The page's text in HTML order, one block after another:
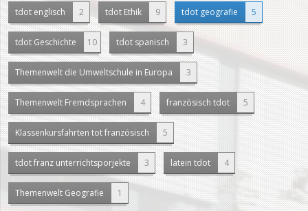
tdot englisch 2 tdot Ethik 9 tdot geografie 5
tdot Geschichte 10 tdot spanisch 3
Themenwelt die Umweltschule in Europa 3
Themenwelt Fremdsprachen 4 französisch tdot 5
Klassenkursfahrten tot französisch 5
tdot franz unterrichtsporjekte 3 latein tdot 4
Themenwelt Geografie 1